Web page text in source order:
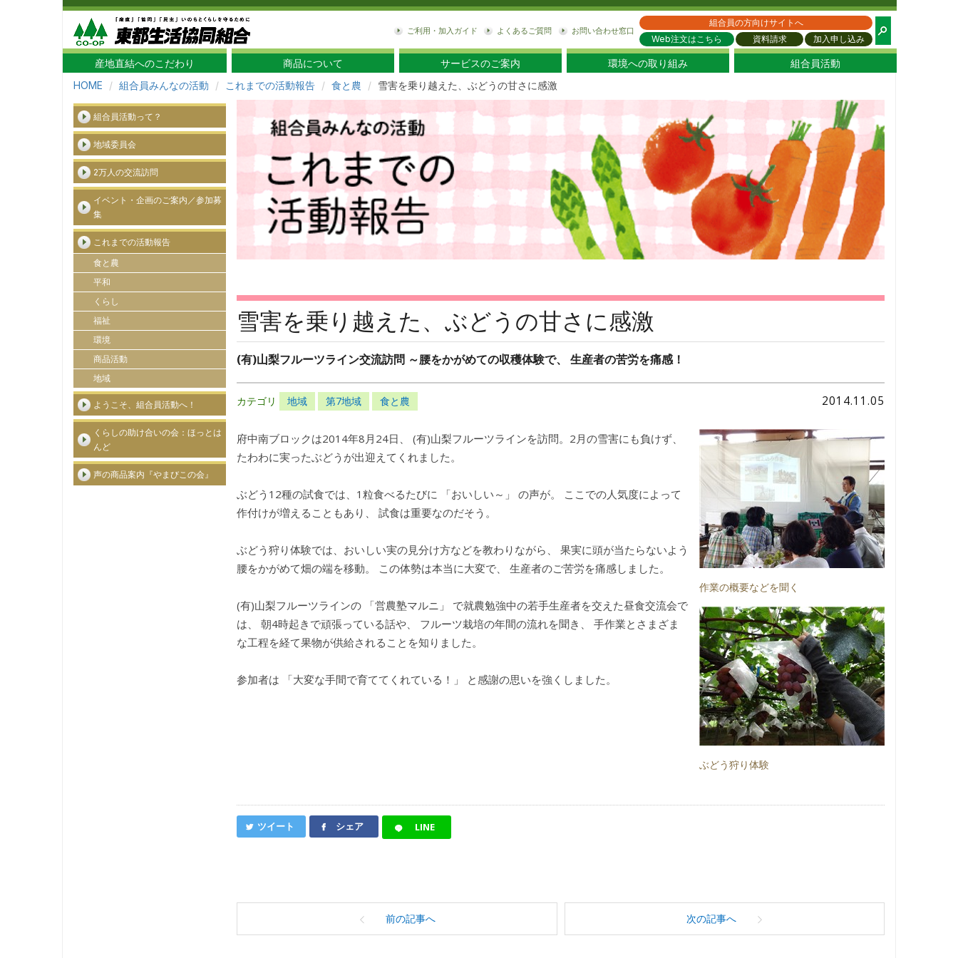
東都生協
ご利用・加入ガイド よくあるご質問 お問い合わせ窓口
組合員の方向けサイトへ
Web注文はこちら
資料請求 加入申し込み
産地直結へのこだわり 商品について サービスのご案内 環境への取り組み 組合員活動
HOME 組合員みんなの活動 これまでの活動報告 食と農 雪害を乗り越えた、ぶどうの甘さに感激
組合員活動って？
地域委員会
2万人の交流訪問
イベント・企画のご案内／参加募
集
これまでの活動報告
食と農
平和
くらし
福祉
環境
商品活動
地域
ようこそ、組合員活動へ！
くらしの助け合いの会：ほっとは
んど
声の商品案内『やまびこの会』
雪害を乗り越えた、ぶどうの甘さに感激
(有)山梨フルーツライン交流訪問 ～腰をかがめての収穫体験で、 生産者の苦労を痛感！
2014.11.05
カテゴリ 地域 第7地域 食と農
作業の概要などを聞く
ぶどう狩り体験
府中南ブロックは2014年8月24日、 (有)山梨フルーツラインを訪問。2月の雪害にも負けず、
たわわに実ったぶどうが出迎えてくれました。
ぶどう12種の試食では、1粒食べるたびに 「おいしい～」 の声が。 ここでの人気度によって
作付けが増えることもあり、 試食は重要なのだそう。
ぶどう狩り体験では、おいしい実の見分け方などを教わりながら、 果実に頭が当たらないよう
腰をかがめて畑の端を移動。 この体勢は本当に大変で、 生産者のご苦労を痛感しました。
(有)山梨フルーツラインの 「営農塾マルニ」 で就農勉強中の若手生産者を交えた昼食交流会で
は、 朝4時起きで頑張っている話や、 フルーツ栽培の年間の流れを聞き、 手作業とさまざま
な工程を経て果物が供給されることを知りました。
参加者は 「大変な手間で育ててくれている！」 と感謝の思いを強くしました。
ツイート シェア LINE
前の記事へ 次の記事へ